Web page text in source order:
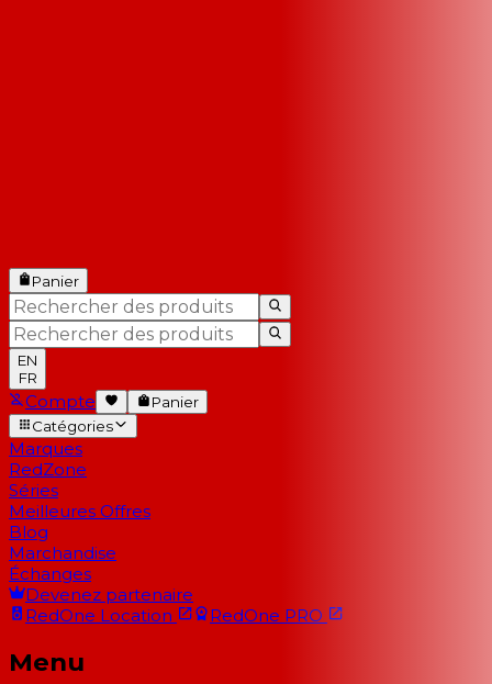
Panier
EN
FR
Compte
Panier
Catégories
Marques
RedZone
Séries
Meilleures Offres
Blog
Marchandise
Échanges
Devenez partenaire
RedOne Location RedOne PRO
Menu